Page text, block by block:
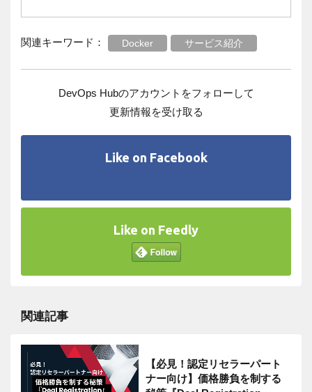
関連キーワード： Docker サービス紹介
DevOps Hubのアカウントをフォローして
更新情報を受け取る
Like on Facebook
Like on Feedly
関連記事
【必見！認定リセラーパート
ナー向け】価格勝負を制する